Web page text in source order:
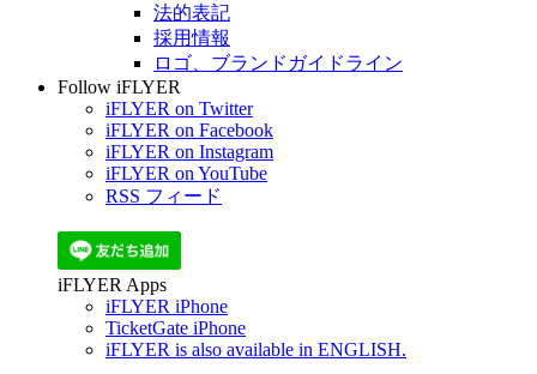
法的表記
採用情報
ロゴ、ブランドガイドライン
Follow iFLYER
iFLYER on Twitter
iFLYER on Facebook
iFLYER on Instagram
iFLYER on YouTube
RSS フィード
iFLYER Apps
iFLYER iPhone
TicketGate iPhone
iFLYER is also available in ENGLISH.